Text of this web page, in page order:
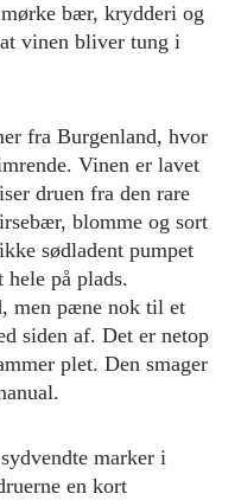
bær, krydderi og
vinen bliver tung i
fra Burgenland, hvor
Vinen er lavet
druen fra den rare
blomme og sort
sødladent pumpet
på plads.
men pæne nok til et
siden af. Det er netop
plet. Den smager
marker i
en kort